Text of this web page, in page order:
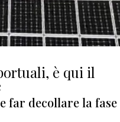
è qui il
far decollare la fase